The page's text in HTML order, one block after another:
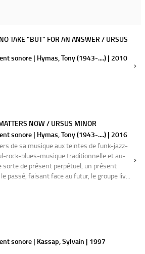
TAKE "BUT" FOR AN ANSWER / URSUS
sonore | Hymas, Tony (1943-....) | 2010
NOW / URSUS MINOR
sonore | Hymas, Tony (1943-....) | 2016
de sa musique aux teintes de funk-jazz-
rock-blues-musique traditionnelle et au-
sorte de présent perpétuel, un présent
passé, faisant face au futur, le groupe liv...
sonore | Kassap, Sylvain | 1997